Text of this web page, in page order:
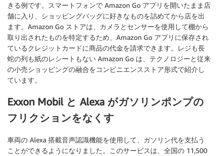
きる例です。スマートフォンで Amazon Go アプリを開いたまま店
舗に入り、ショッピングバッグに好きなものを詰めてから店を出
ます。Amazon Go ストアは、カメラとセンサーを使用して棚から
取り出されたものを特定するため、Amazon Go アプリに保存され
ているクレジットカードに商品の代金を請求できます。レジも長
蛇の列も紙のレシートもない Amazon Go は、テクノロジーと従来
の小売ショッピングの融合をコンビニエンスストア形式で紹介し
ています。
Exxon Mobil と Alexa がガソリンポンプの
フリクションをなくす
車両の Alexa 搭載音声認識機能を使用して、ガソリン代を支払う
ことができるようになりました。このサービスは、全国の 11,500